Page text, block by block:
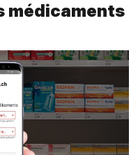
médicaments